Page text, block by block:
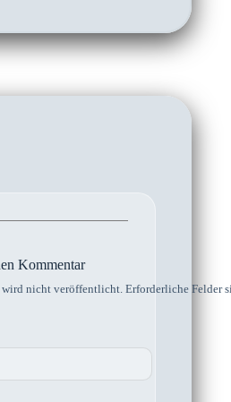
Kommentar
wird nicht veröffentlicht. Erforderliche Felder